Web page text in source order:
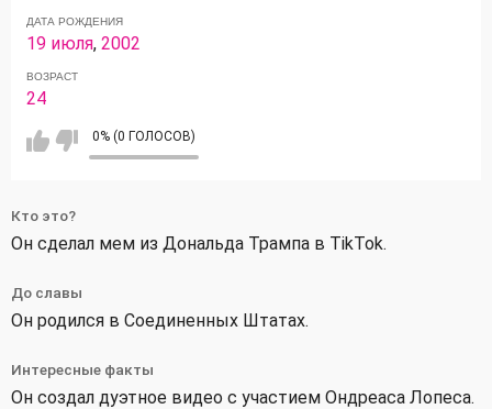
ДАТА РОЖДЕНИЯ
19 июля,2002
ВОЗРАСТ
24
0% (0 ГОЛОСОВ)
Кто это?
Он сделал мем из Дональда Трампа в TikTok.
До славы
Он родился в Соединенных Штатах.
Интересные факты
Он создал дуэтное видео с участием Ондреаса Лопеса.